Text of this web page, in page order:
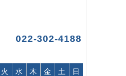
022-302-4188
火 水 木 金 土
日